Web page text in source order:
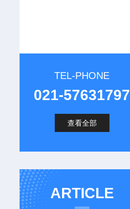
TEL-PHONE
021-57631797
查看全部
ARTICLE